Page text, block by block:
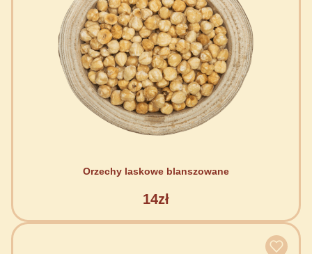
Orzechy laskowe blanszowane
14zł